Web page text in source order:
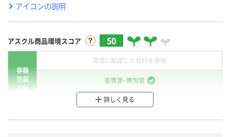
アイコンの説明
アスクル商品環境スコア 50
容器
包装
環境に配慮した材料を使用
省資源・無包装
分別・リサイクルしやすい設計
詳しく見る